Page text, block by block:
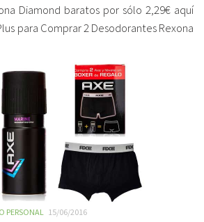
Diamond baratos por sólo 2,29€ aquí
para Comprar 2 Desodorantes Rexona
PERSONAL 15/06/2016